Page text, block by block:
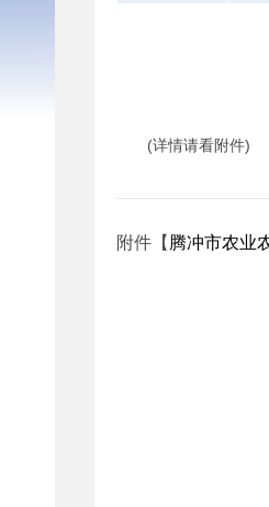
(详情请看附件)
附件【 腾冲市农业